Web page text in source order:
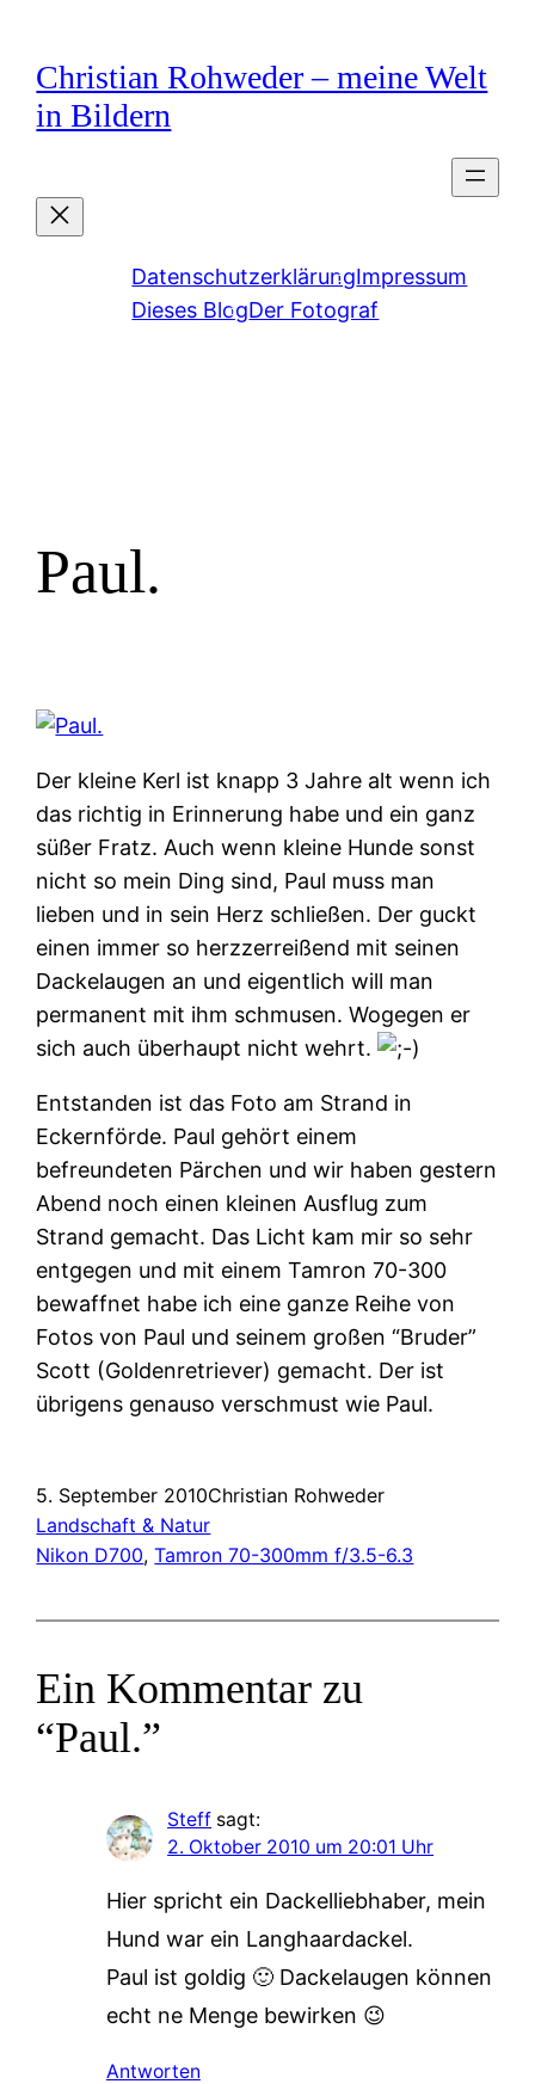
springen
Christian Rohweder – meine Welt
in Bildern
DatenschutzerklärungImpressum
Dieses BlogDer Fotograf
Paul.
Der kleine Kerl ist knapp 3 Jahre alt wenn ich
das richtig in Erinnerung habe und ein ganz
süßer Fratz. Auch wenn kleine Hunde sonst
nicht so mein Ding sind, Paul muss man
lieben und in sein Herz schließen. Der guckt
einen immer so herzzerreißend mit seinen
Dackelaugen an und eigentlich will man
permanent mit ihm schmusen. Wogegen er
sich auch überhaupt nicht wehrt.
Entstanden ist das Foto am Strand in
Eckernförde. Paul gehört einem
befreundeten Pärchen und wir haben gestern
Abend noch einen kleinen Ausflug zum
Strand gemacht. Das Licht kam mir so sehr
entgegen und mit einem Tamron 70-300
bewaffnet habe ich eine ganze Reihe von
Fotos von Paul und seinem großen “Bruder”
Scott (Goldenretriever) gemacht. Der ist
übrigens genauso verschmust wie Paul.
5. September 2010Christian Rohweder
Landschaft & Natur
Nikon D700, Tamron 70-300mm f/3.5-6.3
Ein Kommentar zu
“Paul.”
Steff sagt:
2. Oktober 2010 um 20:01 Uhr
Hier spricht ein Dackelliebhaber, mein
Hund war ein Langhaardackel.
Paul ist goldig 🙂 Dackelaugen können
echt ne Menge bewirken 😉
Antworten